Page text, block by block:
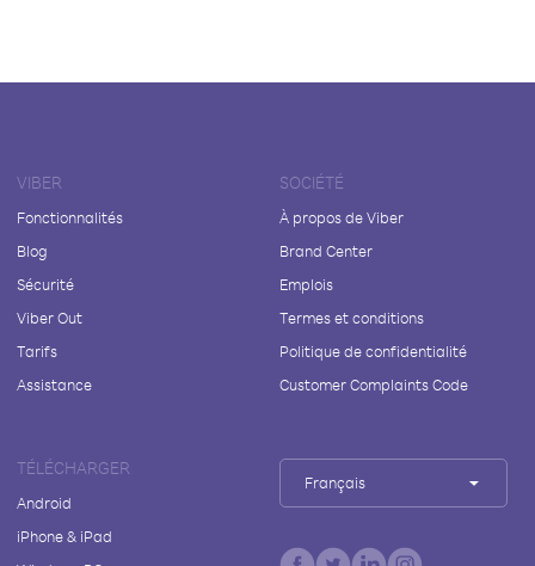
VIBER
Fonctionnalités
Blog
Sécurité
Viber Out
Tarifs
Assistance
SOCIÉTÉ
À propos de Viber
Brand Center
Emplois
Termes et conditions
Politique de confidentialité
Customer Complaints Code
TÉLÉCHARGER
Android
iPhone & iPad
Français